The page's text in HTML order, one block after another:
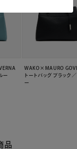
ー
WAKO×MAURO
トートバッグ ブラック
ー
品